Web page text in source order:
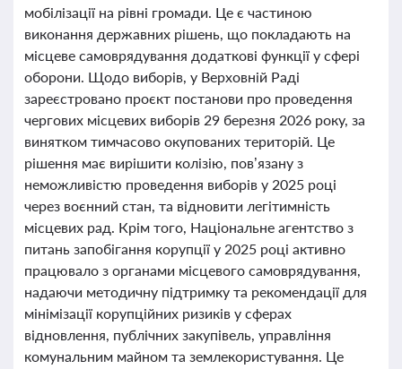
мобілізації на рівні громади. Це є частиною
виконання державних рішень, що покладають на
місцеве самоврядування додаткові функції у сфері
оборони. Щодо виборів, у Верховній Раді
зареєстровано проєкт постанови про проведення
чергових місцевих виборів 29 березня 2026 року, за
винятком тимчасово окупованих територій. Це
рішення має вирішити колізію, пов’язану з
неможливістю проведення виборів у 2025 році
через воєнний стан, та відновити легітимність
місцевих рад. Крім того, Національне агентство з
питань запобігання корупції у 2025 році активно
працювало з органами місцевого самоврядування,
надаючи методичну підтримку та рекомендації для
мінімізації корупційних ризиків у сферах
відновлення, публічних закупівель, управління
комунальним майном та землекористування. Це